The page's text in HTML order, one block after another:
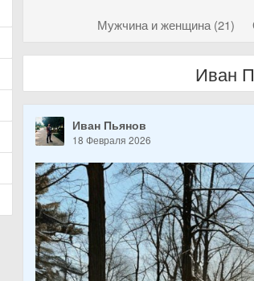
Мужчина и женщина (21)
Иван
Иван Пьянов
18 Февраля 2026